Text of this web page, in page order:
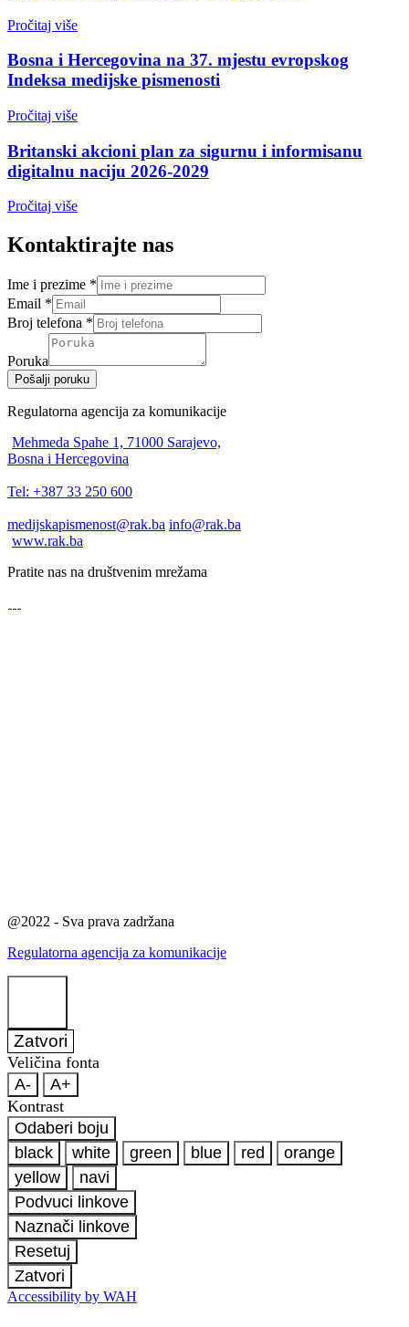
Pročitaj više
Bosna i Hercegovina na 37. mjestu evropskog
Indeksa medijske pismenosti
Pročitaj više
Britanski akcioni plan za sigurnu i informisanu
digitalnu naciju 2026-2029
Pročitaj više
Kontaktirajte nas
Ime i prezime *
Email *
Broj telefona *
Poruka
Pošalji poruku
Regulatorna agencija za komunikacije
Mehmeda Spahe 1, 71000 Sarajevo,
Bosna i Hercegovina
Tel: +387 33 250 600
medijskapismenost@rak.ba info@rak.ba
www.rak.ba
Pratite nas na društvenim mrežama
@2022 - Sva prava zadržana
Regulatorna agencija za komunikacije
Zatvori
Veličina fonta
A-
A+
Kontrast
Odaberi boju
black
white green blue red
orange
yellow
navi
Podvuci linkove
Naznači linkove
Resetuj
Zatvori
Accessibility by WAH